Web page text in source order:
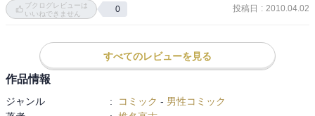
ブクログレビューは
いいねできません
0 投稿日 : 2010.04.02
すべてのレビューを見る
作品情報
ジャンル : コミック - 男性コミック